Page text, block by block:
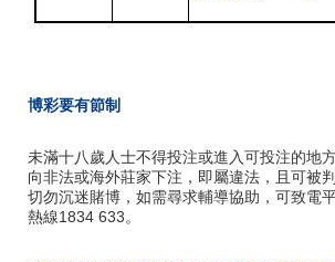
博彩要有節制
未滿十八歲人士不得投注或進入可投注的地方
向非法或海外莊家下注，即屬違法，且可被判
切勿沉迷賭博，如需尋求輔導協助，可致電
熱線1834 633。